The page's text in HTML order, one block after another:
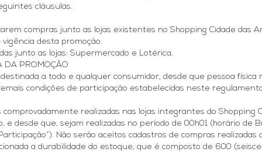
cláusulas.
compras junto as lojas existentes no Shopping Cidade das
desta promoção.
junto as lojas: Supermercado e Lotérica.
DA PROMOÇÃO
a todo e qualquer consumidor, desde que pessoa física
condições de participação estabelecidas neste
realizadas nas lojas integrantes do Shopping
desde que, sejam realizadas no período de 00h01 (horário de
Não serão aceitos cadastros de compras realizadas
a durabilidade do estoque, que é composto de 600